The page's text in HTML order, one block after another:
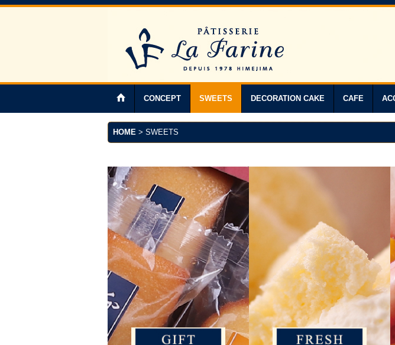
CONCEPT SWEETS DECORATION CAKE CAFE
HOME > SWEETS